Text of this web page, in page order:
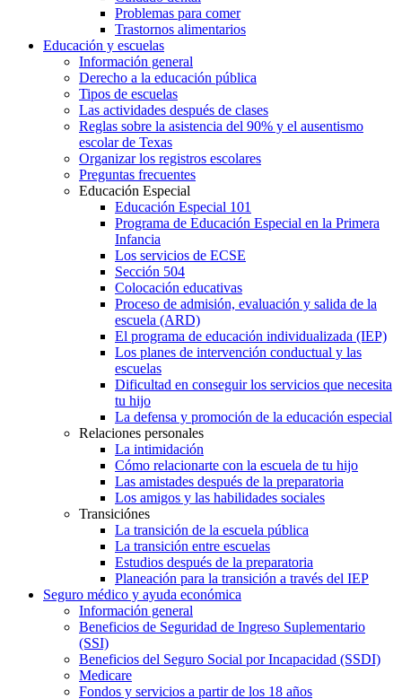
Problemas para comer
Trastornos alimentarios
Educación y escuelas
Información general
Derecho a la educación pública
Tipos de escuelas
Las actividades después de clases
Reglas sobre la asistencia del 90% y el ausentismo
escolar de Texas
Organizar los registros escolares
Preguntas frecuentes
Educación Especial
Educación Especial 101
Programa de Educación Especial en la Primera
Infancia
Los servicios de ECSE
Sección 504
Colocación educativas
Proceso de admisión, evaluación y salida de la
escuela (ARD)
El programa de educación individualizada (IEP)
Los planes de intervención conductual y las
escuelas
Dificultad en conseguir los servicios que necesita
tu hijo
La defensa y promoción de la educación especial
Relaciones personales
La intimidación
Cómo relacionarte con la escuela de tu hijo
Las amistades después de la preparatoria
Los amigos y las habilidades sociales
Transiciónes
La transición de la escuela pública
La transición entre escuelas
Estudios después de la preparatoria
Planeación para la transición a través del IEP
Seguro médico y ayuda económica
Información general
Beneficios de Seguridad de Ingreso Suplementario
(SSI)
Beneficios del Seguro Social por Incapacidad (SSDI)
Medicare
Fondos y servicios a partir de los 18 años